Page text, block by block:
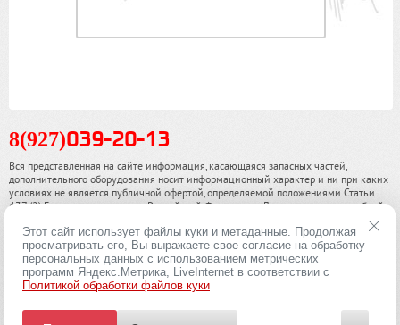
8(927)039-20-13
Вся представленная на сайте информация, касающаяся запасных частей,
дополнительного оборудования носит информационный характер и ни при каких
условиях не является публичной офертой, определяемой положениями Статьи
437 (2) Гражданского кодекса Российской Федерации. Для получения подробной
информации, пожалуйста, обращайтесь к нашим специалистам. чинамобил.рф ©
2013-2026. Все права охраняются законом.
Политика конфиденциальности
Этот сайт использует файлы куки и метаданные. Продолжая
просматривать его, Вы выражаете свое согласие на обработку
персональных данных с использованием метрических
программ Яндекс.Метрика, LiveInternet в соответствии с
Политикой обработки файлов куки